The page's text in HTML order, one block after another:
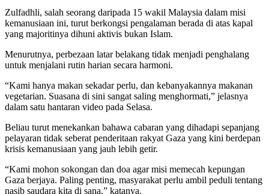
Zulfadhli, salah seorang daripada 15 wakil Malaysia dalam misi
kemanusiaan ini, turut berkongsi pengalaman berada di atas kapal
yang majoritinya dihuni aktivis bukan Islam.
Menurutnya, perbezaan latar belakang tidak menjadi penghalang
untuk menjalani rutin harian secara harmoni.
“Kami hanya makan sekadar perlu, dan kebanyakannya makanan
vegetarian. Suasana di sini sangat saling menghormati,” jelasnya
dalam satu hantaran video pada Selasa.
Beliau turut menekankan bahawa cabaran yang dihadapi sepanjang
pelayaran tidak seberat penderitaan rakyat Gaza yang kini berdepan
krisis kemanusiaan yang jauh lebih getir.
“Kami mohon sokongan dan doa agar misi memecah kepungan
Gaza berjaya. Paling penting, masyarakat perlu ambil peduli tentang
nasib saudara kita di sana,” katanya.